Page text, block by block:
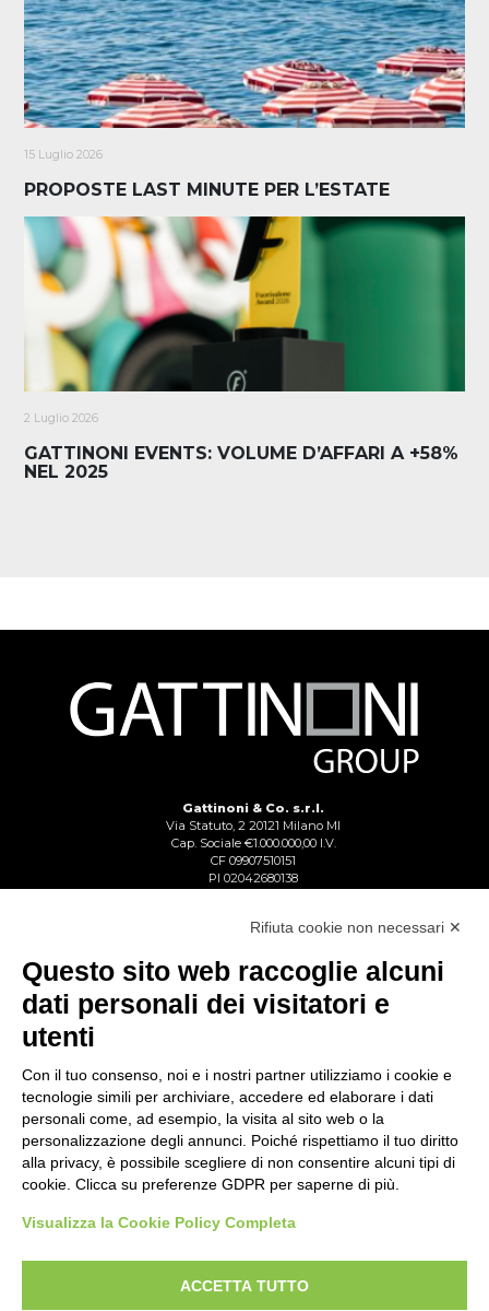
15 Luglio 2026
PROPOSTE LAST MINUTE PER L’ESTATE
2 Luglio 2026
GATTINONI EVENTS: VOLUME D’AFFARI A +58%
NEL 2025
Gattinoni & Co. s.r.l.
Via Statuto, 2 20121 Milano MI
Cap. Sociale €1.000.000,00 I.V.
CF 09907510151
PI 02042680138
Copyright © Gattinoni & Co. s.r.l. All rights reserved
Rifiuta cookie non necessari ✕
Questo sito web raccoglie alcuni
dati personali dei visitatori e
utenti
Con il tuo consenso, noi e i nostri partner utilizziamo i cookie e
tecnologie simili per archiviare, accedere ed elaborare i dati
personali come, ad esempio, la visita al sito web o la
personalizzazione degli annunci. Poiché rispettiamo il tuo diritto
alla privacy, è possibile scegliere di non consentire alcuni tipi di
cookie. Clicca su preferenze GDPR per saperne di più.
Visualizza la Cookie Policy Completa
ACCETTA TUTTO